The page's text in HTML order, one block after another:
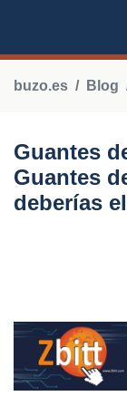
buzo.es Blog
Guantes
Guantes
deberías